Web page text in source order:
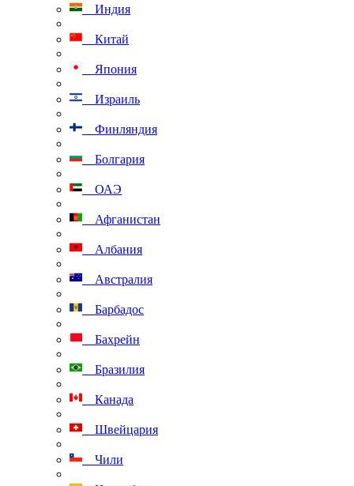
Индия
Китай
Япония
Израиль
Финляндия
Болгария
ОАЭ
Афганистан
Албания
Австралия
Барбадос
Бахрейн
Бразилия
Канада
Швейцария
Чили